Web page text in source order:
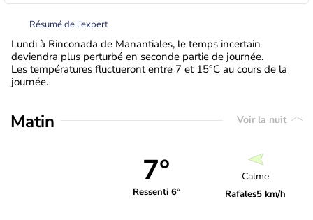
Résumé de l’expert
Lundi à Rinconada de Manantiales, le temps incertain
deviendra plus perturbé en seconde partie de journée.
Les températures fluctueront entre 7 et 15°C au cours de la
journée.
Matin Voir la nuit
7°
Ressenti 6°
Calme
Rafales5 km/h